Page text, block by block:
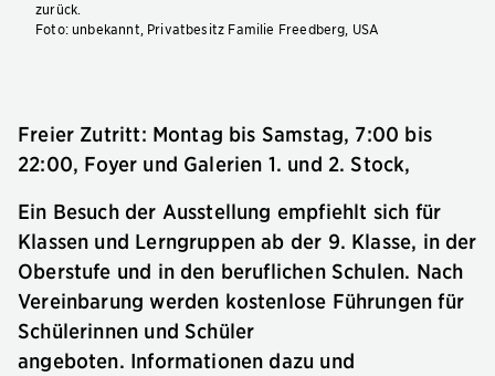
zurück.
Foto: unbekannt, Privatbesitz Familie Freedberg, USA
Freier Zutritt: Montag bis Samstag, 7:00 bis
22:00, Foyer und Galerien 1. und 2. Stock,
Ein Besuch der Ausstellung empfiehlt sich für
Klassen und Lerngruppen ab der 9. Klasse, in der
Oberstufe und in den beruflichen Schulen. Nach
Vereinbarung werden kostenlose Führungen für
Schülerinnen und Schüler
angeboten. Informationen dazu und